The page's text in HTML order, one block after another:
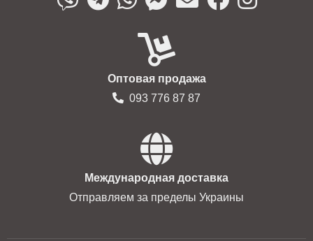
Оптовая продажа
093 776 87 87
Международная доставка
Отправляем за пределы Украины